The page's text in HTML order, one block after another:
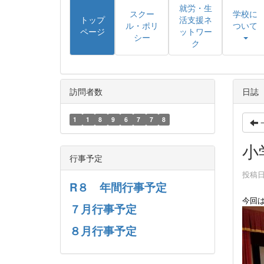
トップ
ページ
スクー
ル・ポリ
シー
就労・生
活支援ネ
ットワー
ク
学校に
ついて
日誌
小
投稿
今回
訪問者数
1 1 8 9 6 7 7 8
行事予定
R８ 年間行事予定
７月行事予定
８月行事予定